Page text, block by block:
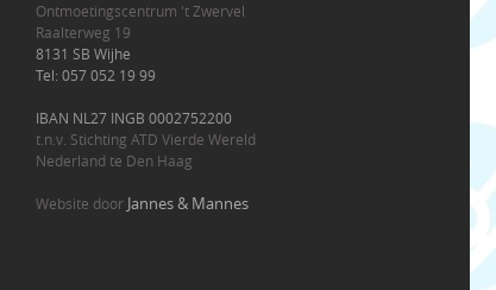
Ontmoetingscentrum 't Zwervel
Raalterweg 19
8131 SB Wijhe
Tel: 057 052 19 99
IBAN NL27 INGB 0002752200
t.n.v. Stichting ATD Vierde Wereld
Nederland te Den Haag
Website door Jannes & Mannes